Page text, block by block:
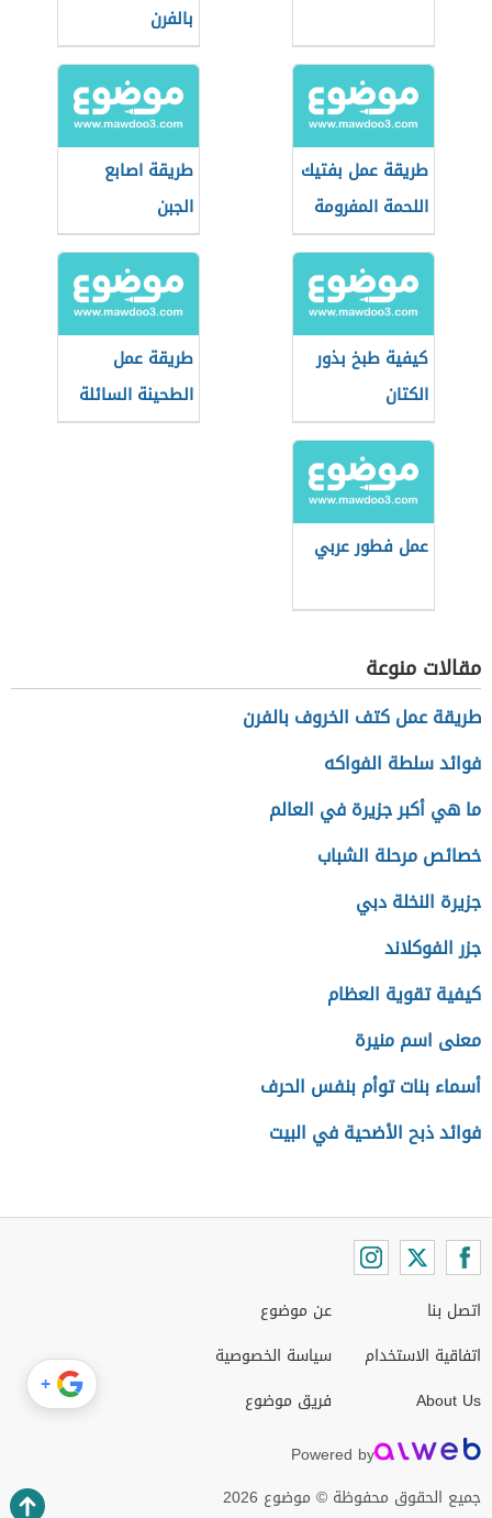
بالفرن
طريقة عمل بفتيك
اللحمة المفرومة
طريقة اصابع
الجبن
كيفية طبخ بذور
الكتان
طريقة عمل
الطحينة السائلة
للفلافل
عمل فطور عربي
مقالات منوعة
طريقة عمل كتف الخروف بالفرن
فوائد سلطة الفواكه
ما هي أكبر جزيرة في العالم
خصائص مرحلة الشباب
جزيرة النخلة دبي
جزر الفوكلاند
كيفية تقوية العظام
معنى اسم منيرة
أسماء بنات توأم بنفس الحرف
فوائد ذبح الأضحية في البيت
اتصل بنا
اتفاقية الاستخدام
About Us
عن موضوع
سياسة الخصوصية
فريق موضوع
Powered by
جميع الحقوق محفوظة © موضوع 2026
+